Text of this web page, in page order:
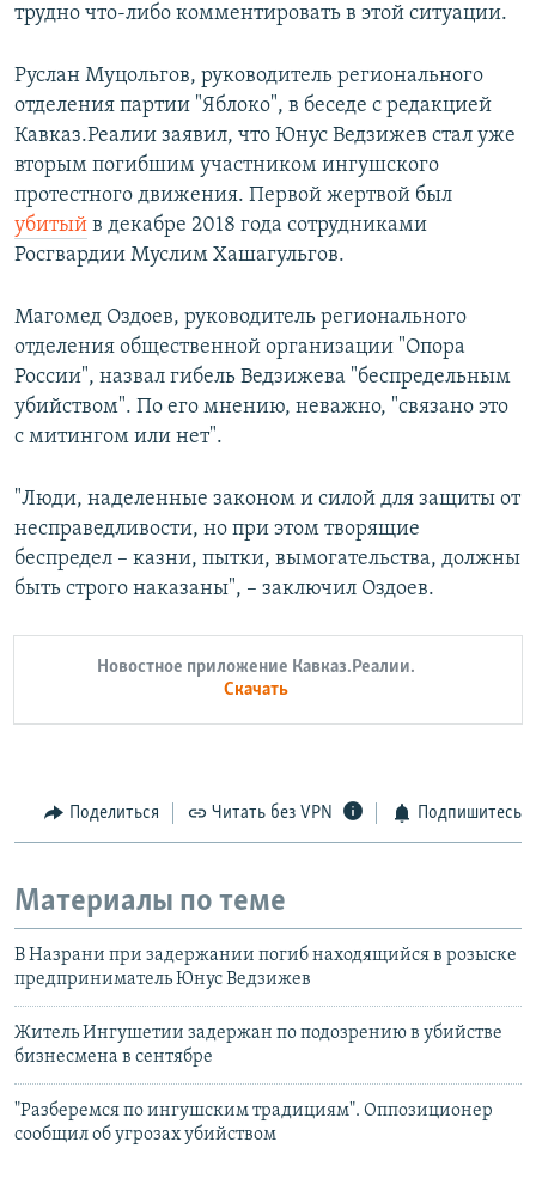
трудно что-либо комментировать в этой ситуации.
Руслан Муцольгов, руководитель регионального
отделения партии "Яблоко", в беседе с редакцией
Кавказ.Реалии заявил, что Юнус Ведзижев стал уже
вторым погибшим участником ингушского
протестного движения. Первой жертвой был
убитый в декабре 2018 года сотрудниками
Росгвардии Муслим Хашагульгов.
Магомед Оздоев, руководитель регионального
отделения общественной организации "Опора
России", назвал гибель Ведзижева "беспредельным
убийством". По его мнению, неважно, "связано это
с митингом или нет".
"Люди, наделенные законом и силой для защиты от
несправедливости, но при этом творящие
беспредел – казни, пытки, вымогательства, должны
быть строго наказаны", – заключил Оздоев.
Новостное приложение Кавказ.Реалии.
Скачать
Поделиться Читать без VPN Подпишитесь
Материалы по теме
В Назрани при задержании погиб находящийся в розыске
предприниматель Юнус Ведзижев
Житель Ингушетии задержан по подозрению в убийстве
бизнесмена в сентябре
"Разберемся по ингушским традициям". Оппозиционер
сообщил об угрозах убийством